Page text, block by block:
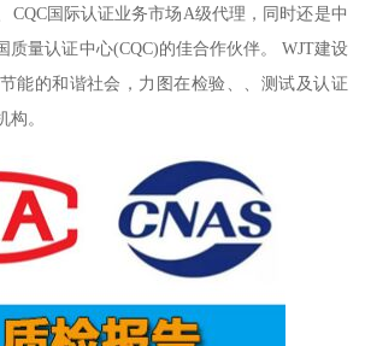
CQC国际认证业务市场A级代理，同时还是中
质量认证中心(CQC)的佳合作伙伴。 WJT建设
能的和谐社会，力图在检验、、测试及认证
。